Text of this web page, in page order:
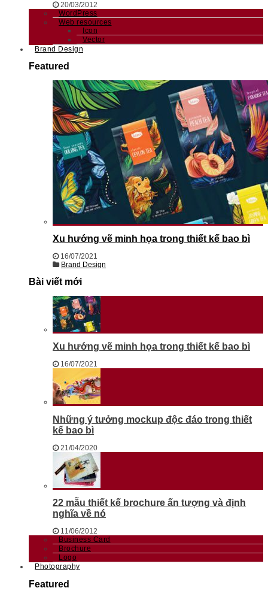
20/03/2012
WordPress
Web resources
Icon
Vector
Brand Design
Featured
Xu hướng vẽ minh họa trong thiết kế bao bì
16/07/2021
Brand Design
Bài viết mới
Xu hướng vẽ minh họa trong thiết kế bao bì
16/07/2021
Những ý tưởng mockup độc đáo trong thiết
kế bao bì
21/04/2020
22 mẫu thiết kế brochure ấn tượng và định
nghĩa về nó
11/06/2012
Business Card
Brochure
Logo
Photography
Featured